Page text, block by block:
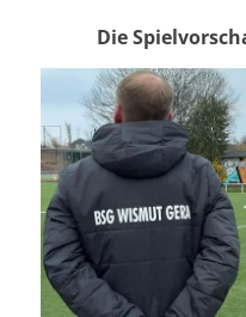
Die